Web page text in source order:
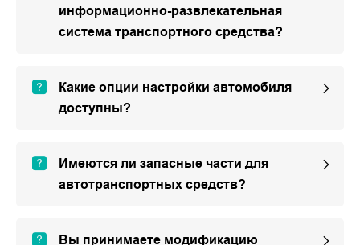
информационно-развлекательная
система транспортного средства?
Какие опции настройки автомобиля
доступны?
Имеются ли запасные части для
автотранспортных средств?
Вы принимаете модификацию